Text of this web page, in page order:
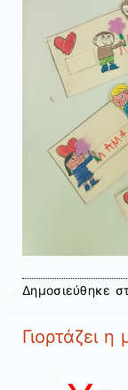
Δημοσιεύθηκε
Γιορτάζει η